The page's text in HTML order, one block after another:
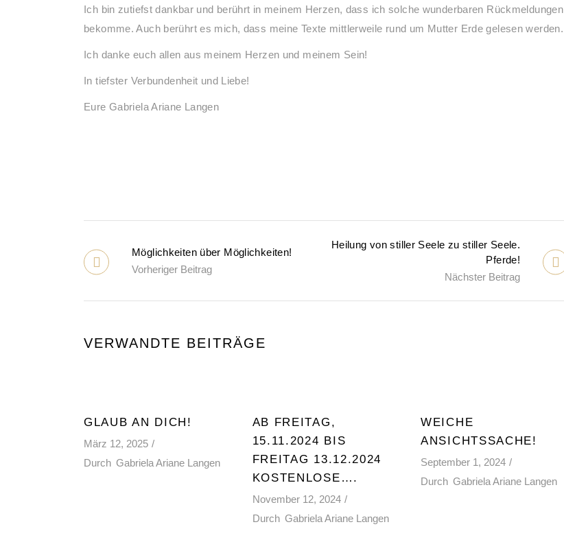
Ich bin zutiefst dankbar und berührt in meinem Herzen, dass ich solche wunderbaren Rückmeldungen
bekomme. Auch berührt es mich, dass meine Texte mittlerweile rund um Mutter Erde gelesen werden.
Ich danke euch allen aus meinem Herzen und meinem Sein!
In tiefster Verbundenheit und Liebe!
Eure Gabriela Ariane Langen
Möglichkeiten über Möglichkeiten!
Vorheriger Beitrag
Heilung von stiller Seele zu stiller Seele.
Pferde!
Nächster Beitrag
VERWANDTE BEITRÄGE
GLAUB AN DICH!
März 12, 2025
Durch Gabriela Ariane Langen
AB FREITAG,
15.11.2024 BIS
FREITAG 13.12.2024
KOSTENLOSE….
November 12, 2024
Durch Gabriela Ariane Langen
WEICHE
ANSICHTSSACHE!
September 1, 2024
Durch Gabriela Ariane Langen